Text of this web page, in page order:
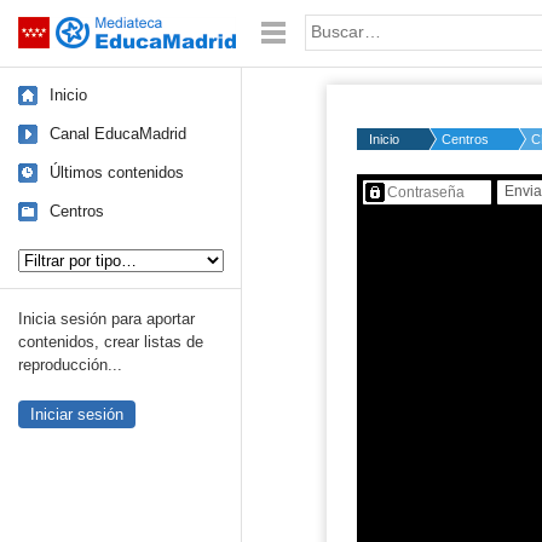
Saltar navegación Palabra o frase:
Inicio
Canal EducaMadrid
Últimos contenidos
Centros
Inicia sesión para aportar
contenidos, crear listas de
reproducción...
Iniciar sesión
Inicio Centros
Contenido protegido…